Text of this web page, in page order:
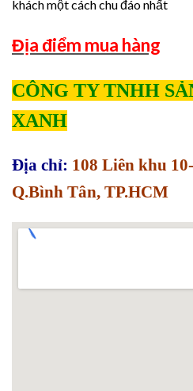
khách một cách chu đáo nhất
Địa điểm mua hàng
CÔNG TY TNHH
XANH
Địa chỉ: 108 Liên khu
Q.Bình Tân, TP.HCM